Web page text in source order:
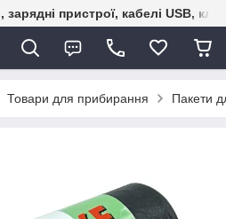
пристрої, кабелі USB,
Товари для прибирання Пакети